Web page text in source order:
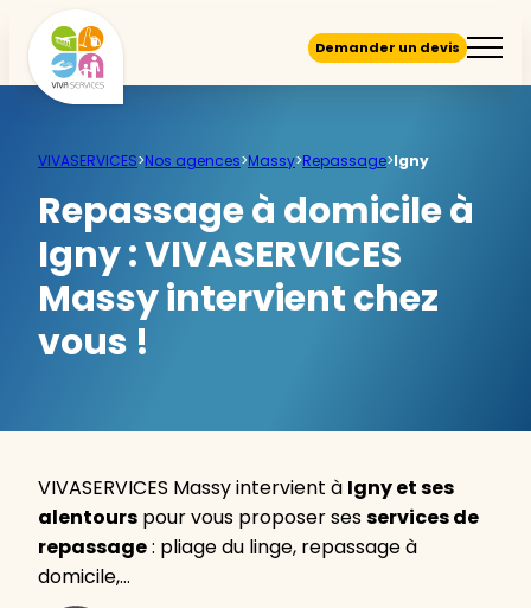
Demander un devis
VIVASERVICES>Nos agences>Massy>Repassage>Igny
Repassage à domicile à
Igny :VIVASERVICES
Massy intervient chez
vous !
VIVASERVICES Massy intervient à Igny et ses
alentours pour vous proposer sesservices de
repassage: pliage du linge, repassage à
domicile,…